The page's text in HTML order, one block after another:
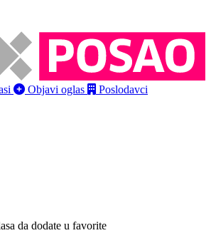
Objavi oglas Poslodavci
da dodate u favorite